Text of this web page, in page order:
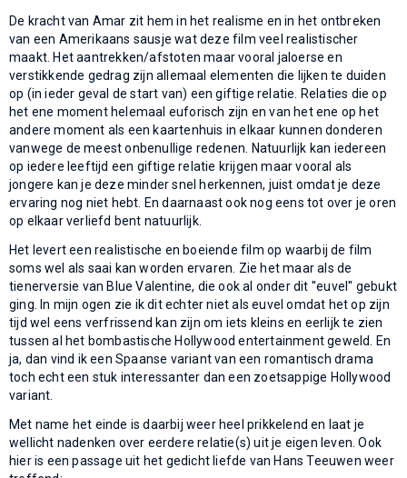
De kracht van Amar zit hem in het realisme en in het ontbreken
van een Amerikaans sausje wat deze film veel realistischer
maakt. Het aantrekken/afstoten maar vooral jaloerse en
verstikkende gedrag zijn allemaal elementen die lijken te duiden
op (in ieder geval de start van) een giftige relatie. Relaties die op
het ene moment helemaal euforisch zijn en van het ene op het
andere moment als een kaartenhuis in elkaar kunnen donderen
vanwege de meest onbenullige redenen. Natuurlijk kan iedereen
op iedere leeftijd een giftige relatie krijgen maar vooral als
jongere kan je deze minder snel herkennen, juist omdat je deze
ervaring nog niet hebt. En daarnaast ook nog eens tot over je oren
op elkaar verliefd bent natuurlijk.
Het levert een realistische en boeiende film op waarbij de film
soms wel als saai kan worden ervaren. Zie het maar als de
tienerversie van Blue Valentine, die ook al onder dit ''euvel'' gebukt
ging. In mijn ogen zie ik dit echter niet als euvel omdat het op zijn
tijd wel eens verfrissend kan zijn om iets kleins en eerlijk te zien
tussen al het bombastische Hollywood entertainment geweld. En
ja, dan vind ik een Spaanse variant van een romantisch drama
toch echt een stuk interessanter dan een zoetsappige Hollywood
variant.
Met name het einde is daarbij weer heel prikkelend en laat je
wellicht nadenken over eerdere relatie(s) uit je eigen leven. Ook
hier is een passage uit het gedicht liefde van Hans Teeuwen weer